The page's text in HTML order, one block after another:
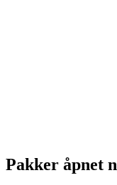
Pakker åpnet